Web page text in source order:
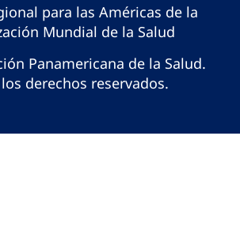
para las Américas de la
Mundial de la Salud
Panamericana de la Salud.
derechos reservados.